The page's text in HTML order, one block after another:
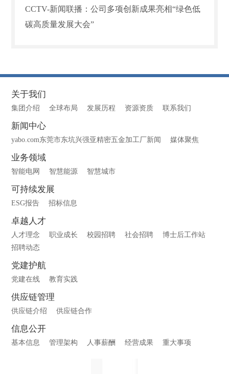
CCTV-新闻联播：公司多项创新成果亮相“绿色低
碳高质量发展大会”
关于我们
集团介绍 全球布局 发展历程 资源资质 联系我们
新闻中心
yabo.com东莞市东坑兴强亚精密五金加工厂新闻 媒体聚焦
业务领域
智能电网 智慧能源 智慧城市
可持续发展
ESG报告 招标信息
卓越人才
人才理念 职业成长 校园招聘 社会招聘
博士后工作站
招聘动态
党建护航
党建在线 教育实践
供应链管理
供应链介绍 供应链合作
信息公开
基本信息 管理架构 人事薪酬 经营成果 重大事项